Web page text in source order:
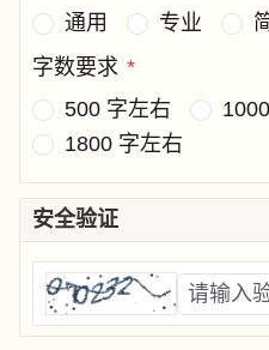
通用
专业
字数要求 *
500 字左右
1800 字左右
安全验证